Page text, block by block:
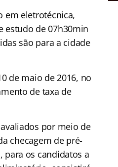
em eletrotécnica,
estudo de 07h30min
são para a cidade
de maio de 2016, no
de taxa de
por meio de
checagem de pré-
os candidatos a